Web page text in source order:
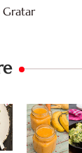
Gratar